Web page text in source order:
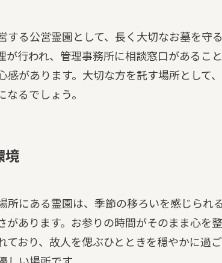
する公営霊園として、長く大切なお墓を守
が行われ、管理事務所に相談窓口があるこ
感があります。大切な方を託す場所として
るでしょう。
境
所にある霊園は、季節の移ろいを感じられ
があります。お参りの時間がそのまま心を
ており、故人を偲ぶひとときを穏やかに過